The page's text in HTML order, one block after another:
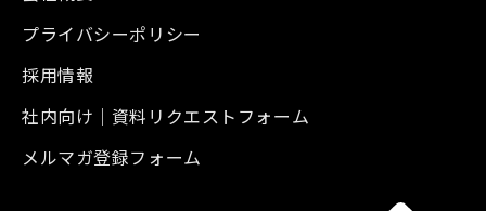
プライバシーポリシー
採用情報
社内向け｜資料リクエストフォーム
メルマガ登録フォーム